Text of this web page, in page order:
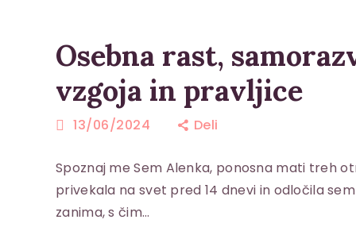
Osebna rast,
vzgoja in pravljice
13/06/2024 Deli
Spoznaj me Sem Alenka, ponosna mati treh
privekala na svet pred 14 dnevi in odločila
zanima, s čim…